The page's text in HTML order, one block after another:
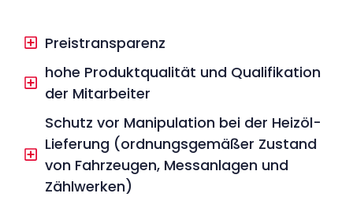
Preistransparenz
hohe Produktqualität und Qualifikation
der Mitarbeiter
Schutz vor Manipulation bei der Heizöl-
Lieferung (ordnungsgemäßer Zustand
von Fahrzeugen, Messanlagen und
Zählwerken)